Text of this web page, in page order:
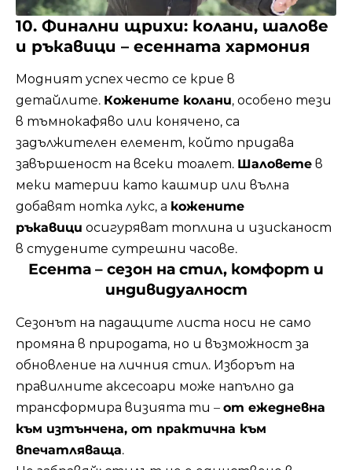
10. Финални щрихи: колани, шалове
и ръкавици – есенната хармония
Модният успех често се крие в
детайлите. Кожените колани, особено тези
в тъмнокафяво или конячено, са
задължителен елемент, който придава
завършеност на всеки тоалет. Шаловете в
меки материи като кашмир или вълна
добавят нотка лукс, а кожените
ръкавици осигуряват топлина и изисканост
в студените сутрешни часове.
Есента – сезон на стил, комфорт и
индивидуалност
Сезонът на падащите листа носи не само
промяна в природата, но и възможност за
обновление на личния стил. Изборът на
правилните аксесоари може напълно да
трансформира визията ти – от ежедневна
към изтънчена, от практична към
впечатляваща.